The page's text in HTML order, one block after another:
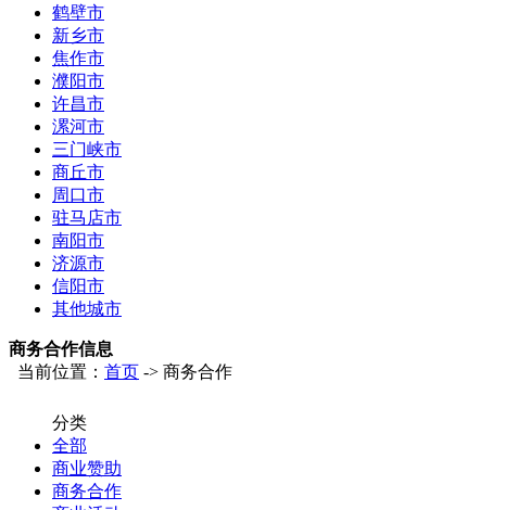
鹤壁市
新乡市
焦作市
濮阳市
许昌市
漯河市
三门峡市
商丘市
周口市
驻马店市
南阳市
济源市
信阳市
其他城市
商务合作信息
当前位置： 首页 -> 商务合作
分类
全部
商业赞助
商务合作